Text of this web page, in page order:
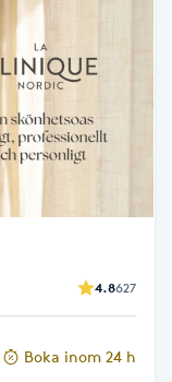
4.8627
Boka inom 24 h